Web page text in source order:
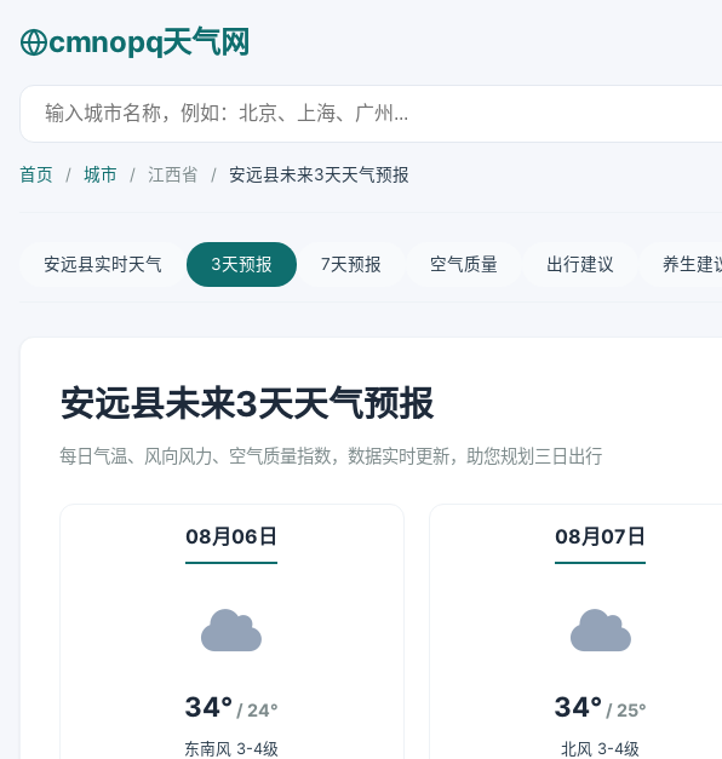
cmnopq天气网
首页 / 城市 / 江西省 / 安远县未来3天天气预报
安远县实时天气 3天预报 7天预报 空气质量 出行建议 养生建
安远县未来3天天气预报
每日气温、风向风力、空气质量指数，数据实时更新，助您规划三日出行
08月06日
34° / 24°
东南风 3-4级
08月07日
34° / 25°
北风 3-4级